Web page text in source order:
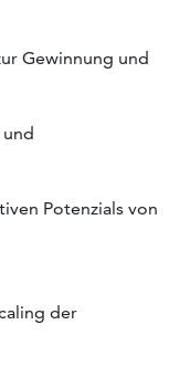
Gewinnung und
Potenzials von
der